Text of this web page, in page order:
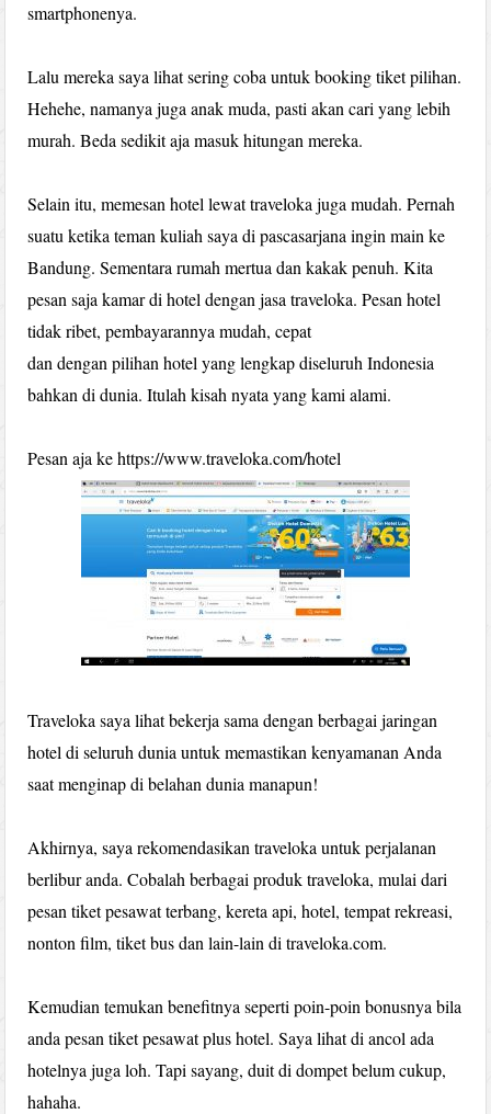
smartphonenya.
Lalu mereka saya lihat sering coba untuk booking tiket pilihan.
Hehehe, namanya juga anak muda, pasti akan cari yang lebih
murah. Beda sedikit aja masuk hitungan mereka.
Selain itu, memesan hotel lewat traveloka juga mudah. Pernah
suatu ketika teman kuliah saya di pascasarjana ingin main ke
Bandung. Sementara rumah mertua dan kakak penuh. Kita
pesan saja kamar di hotel dengan jasa traveloka. Pesan hotel
tidak ribet, pembayarannya mudah, cepat
dan dengan pilihan hotel yang lengkap diseluruh Indonesia
bahkan di dunia. Itulah kisah nyata yang kami alami.
Pesan aja ke https://www.traveloka.com/hotel
Traveloka saya lihat bekerja sama dengan berbagai jaringan
hotel di seluruh dunia untuk memastikan kenyamanan Anda
saat menginap di belahan dunia manapun!
Akhirnya, saya rekomendasikan traveloka untuk perjalanan
berlibur anda. Cobalah berbagai produk traveloka, mulai dari
pesan tiket pesawat terbang, kereta api, hotel, tempat rekreasi,
nonton film, tiket bus dan lain-lain di traveloka.com.
Kemudian temukan benefitnya seperti poin-poin bonusnya bila
anda pesan tiket pesawat plus hotel. Saya lihat di ancol ada
hotelnya juga loh. Tapi sayang, duit di dompet belum cukup,
hahaha.